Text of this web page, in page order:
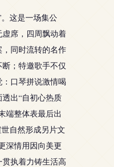
这是一场集公
席，四周飘动着
同时流转的名作
；特邀歌手不仅
口琴拼说激情喝
出“自初心热质
端整体表最后出
自然形成另片文
深情用因向美更
执着力铸生活高